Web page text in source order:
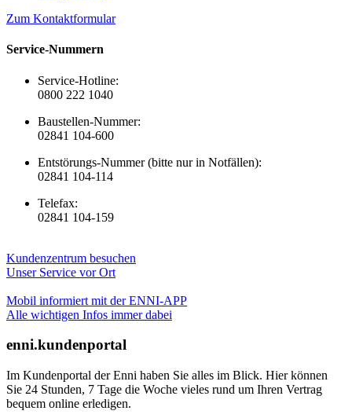
Zum Kontaktformular
Service-Nummern
Service-Hotline:
0800 222 1040
Baustellen-Nummer:
02841 104-600
Entstörungs-Nummer (bitte nur in Notfällen):
02841 104-114
Telefax:
02841 104-159
Kundenzentrum besuchen
Unser Service vor Ort
Mobil informiert mit der ENNI-APP
Alle wichtigen Infos immer dabei
enni.kundenportal
Im Kundenportal der Enni haben Sie alles im Blick. Hier können
Sie 24 Stunden, 7 Tage die Woche vieles rund um Ihren Vertrag
bequem online erledigen.